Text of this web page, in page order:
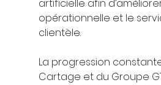
artificielle afin
opérationnelle et le
clientèle.
La progression
Cartage et du Groupe